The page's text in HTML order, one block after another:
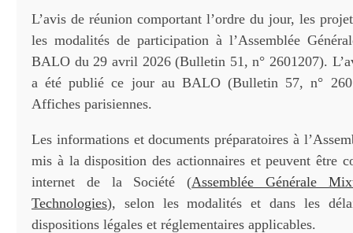
L’avis de réunion comportant l’ordre du jour, les
les modalités de participation à l’Assemblée
BALO du 29 avril 2026 (Bulletin 51, n° 2601207).
a été publié ce jour au BALO (Bulletin 57, n°
Affiches parisiennes.
Les informations et documents préparatoires à
mis à la disposition des actionnaires et peuvent être
internet de la Société (Assemblée Générale
Technologies), selon les modalités et dans les
dispositions légales et réglementaires applicables.